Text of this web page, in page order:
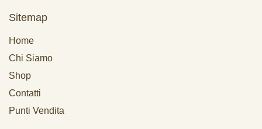
Sitemap
Home
Chi Siamo
Shop
Contatti
Punti Vendita